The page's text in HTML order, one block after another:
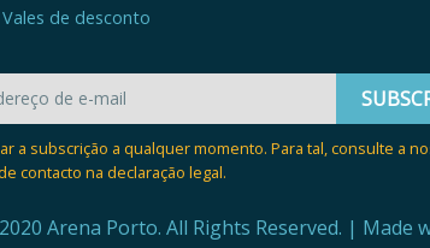
Vales de desconto
a subscrição a qualquer momento. Para tal, consulte a
contacto na declaração legal.
Arena Porto. All Rights Reserved. | Made